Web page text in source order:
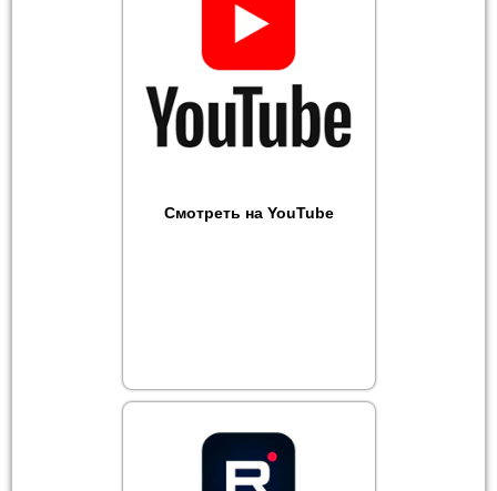
Смотреть на YouTube